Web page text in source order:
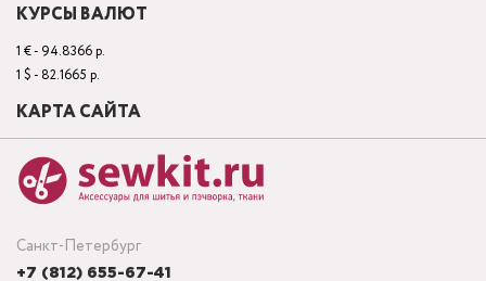
Санкт-Петербург
+7 (812) 655-67-41
КУРСЫ ВАЛЮТ
1 € - 94.8366 р.
1 $ - 82.1665 р.
КАРТА САЙТА